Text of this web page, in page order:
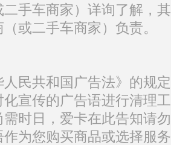
手车商家）详询了解，
或二手车商家）负责。
民共和国广告法》的规
化宣传的广告语进行清理
需时日，爱卡在此告知请
为您购买商品或选择服